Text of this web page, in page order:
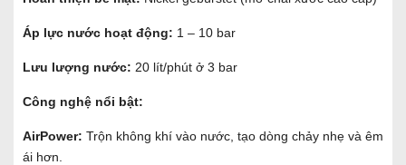
Áp lực nước hoạt động: 1 – 10 bar
Lưu lượng nước: 20 lít/phút ở 3 bar
Công nghệ nổi bật:
AirPower: Trộn không khí vào nước, tạo dòng chảy nhẹ và êm
ái hơn.